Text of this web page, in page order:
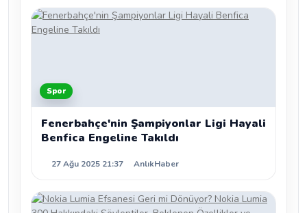
Spor
Fenerbahçe'nin Şampiyonlar Ligi Hayali
Benfica Engeline Takıldı
27 Ağu 2025 21:37 AnlıkHaber